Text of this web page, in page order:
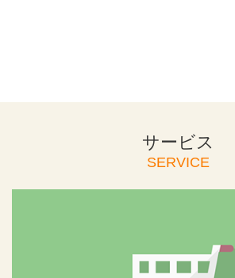
サービス
SERVICE